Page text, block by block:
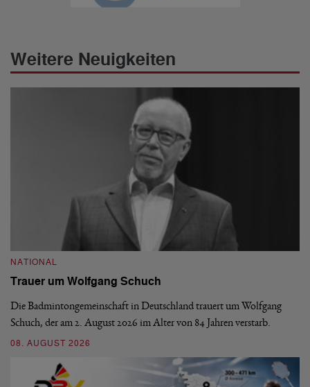
Weitere Neuigkeiten
NATIONAL
Trauer um Wolfgang Schuch
Die Badmintongemeinschaft in Deutschland trauert um Wolfgang
Schuch, der am 2. August 2026 im Alter von 84 Jahren verstarb.
08. AUGUST 2026